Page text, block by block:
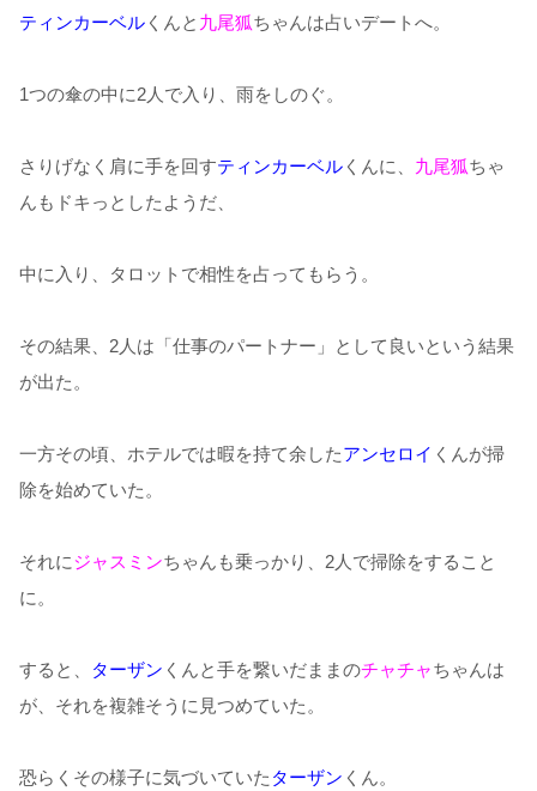
ティンカーベル くんと 九尾狐ちゃんは占いデートへ。
1つの傘の中に2人で入り、雨をしのぐ。
さりげなく肩に手を回すティンカーベル くんに、 九尾狐ちゃ
んもドキっとしたようだ、
中に入り、タロットで相性を占ってもらう。
その結果、2人は「仕事のパートナー」として良いという結果
が出た。
一方その頃、ホテルでは暇を持て余したアンセロイ くんが掃
除を始めていた。
それにジャスミンちゃんも乗っかり、2人で掃除をすること
に。
すると、 ターザン くんと手を繋いだままのチャチャちゃんは
が、それを複雑そうに見つめていた。
恐らくその様子に気づいていた ターザン くん。